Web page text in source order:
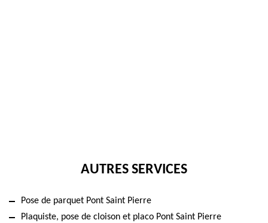
AUTRES SERVICES
Pose de parquet Pont Saint Pierre
Plaquiste, pose de cloison et placo Pont Saint Pierre